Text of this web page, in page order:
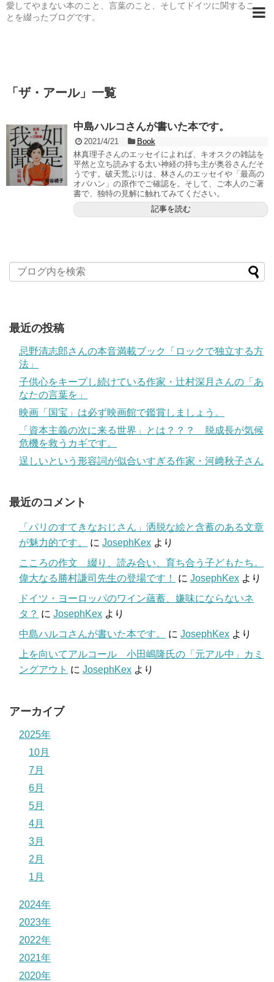
愛してやまない本のこと、言葉のこと、そしてドイツに関するこ
とを綴ったブログです。
「 ザ・アール」 一覧
中島ハルコさんが書いた本です。
2021/4/21
Book
林真理子さんのエッセイによれば、キオスクの雑誌を
平然と立ち読みする太い神経の持ち主が奥谷さんだそ
うです。破天荒ぶりは、林さんのエッセイや「最高の
オバハン」の原作でご確認を。そして、ご本人のご著
書で、独特の見解に触れてみてください。
記事を読む
最近の投稿
忌野清志郎さんの本音満載ブック「ロックで独立する方
法」
子供心をキープし続けている作家・辻村深月さんの「あ
なたの言葉を」
映画「国宝」は必ず映画館で鑑賞しましょう。
「資本主義の次に来る世界」とは？？？ 脱成長が気候
危機を救うカギです。
逞しいという形容詞が似合いすぎる作家・河﨑秋子さん
最近のコメント
「パリのすてきなおじさん」洒脱な絵と含蓄のある文章
が魅力的です。
に JosephKex より
こころの作文 綴り、読み合い、育ち合う子どもたち。
偉大なる勝村謙司先生の登場です！
に JosephKex より
ドイツ・ヨーロッパのワイン蘊蓄、嫌味にならないネ
タ？ に JosephKex より
中島ハルコさんが書いた本です。
に JosephKex より
上を向いてアルコール 小田嶋隆氏の「元アル中」カミ
ングアウト に JosephKex より
アーカイブ
2025年
10月
7月
6月
5月
4月
3月
2月
1月
2024年
2023年
2022年
2021年
2020年